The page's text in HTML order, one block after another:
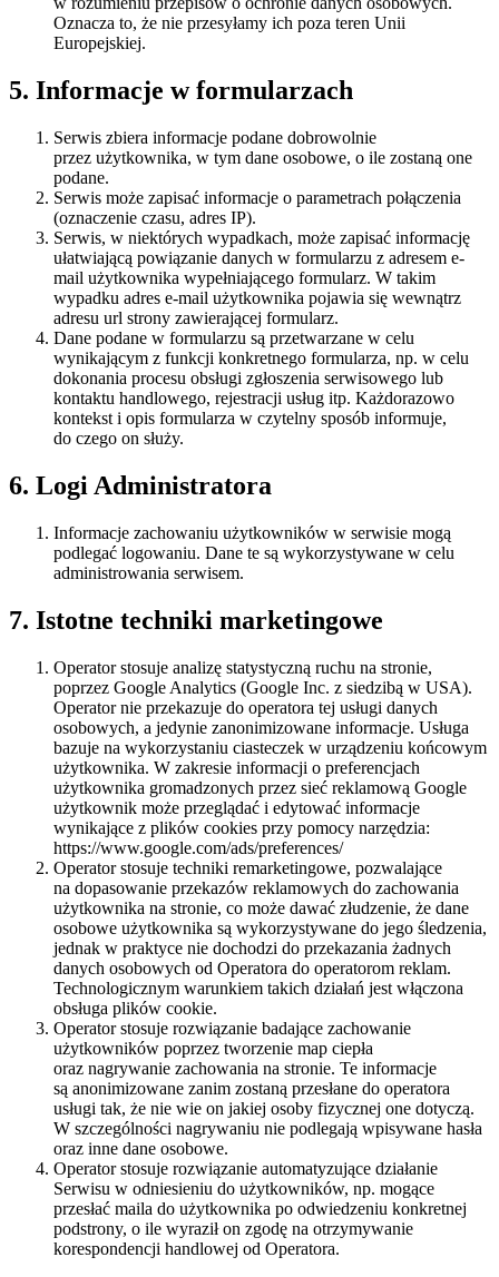
Oznacza to, że nie przesyłamy ich poza teren Unii
Europejskiej.
5. Informacje w formularzach
Serwis zbiera informacje podane dobrowolnie
przez użytkownika, w tym dane osobowe, o ile zostaną one
podane.
Serwis może zapisać informacje o parametrach połączenia
(oznaczenie czasu, adres IP).
Serwis, w niektórych wypadkach, może zapisać informację
ułatwiającą powiązanie danych w formularzu z adresem e-
mail użytkownika wypełniającego formularz. W takim
wypadku adres e-mail użytkownika pojawia się wewnątrz
adresu url strony zawierającej formularz.
Dane podane w formularzu są przetwarzane w celu
wynikającym z funkcji konkretnego formularza, np. w celu
dokonania procesu obsługi zgłoszenia serwisowego lub
kontaktu handlowego, rejestracji usług itp. Każdorazowo
kontekst i opis formularza w czytelny sposób informuje,
do czego on służy.
6. Logi Administratora
Informacje zachowaniu użytkowników w serwisie mogą
podlegać logowaniu. Dane te są wykorzystywane w celu
administrowania serwisem.
7. Istotne techniki marketingowe
Operator stosuje analizę statystyczną ruchu na stronie,
poprzez Google Analytics (Google Inc. z siedzibą w USA).
Operator nie przekazuje do operatora tej usługi danych
osobowych, a jedynie zanonimizowane informacje. Usługa
bazuje na wykorzystaniu ciasteczek w urządzeniu końcowym
użytkownika. W zakresie informacji o preferencjach
użytkownika gromadzonych przez sieć reklamową Google
użytkownik może przeglądać i edytować informacje
wynikające z plików cookies przy pomocy narzędzia:
https://www.google.com/ads/preferences/
Operator stosuje techniki remarketingowe, pozwalające
na dopasowanie przekazów reklamowych do zachowania
użytkownika na stronie, co może dawać złudzenie, że dane
osobowe użytkownika są wykorzystywane do jego śledzenia,
jednak w praktyce nie dochodzi do przekazania żadnych
danych osobowych od Operatora do operatorom reklam.
Technologicznym warunkiem takich działań jest włączona
obsługa plików cookie.
Operator stosuje rozwiązanie badające zachowanie
użytkowników poprzez tworzenie map ciepła
oraz nagrywanie zachowania na stronie. Te informacje
są anonimizowane zanim zostaną przesłane do operatora
usługi tak, że nie wie on jakiej osoby fizycznej one dotyczą.
W szczególności nagrywaniu nie podlegają wpisywane hasła
oraz inne dane osobowe.
Operator stosuje rozwiązanie automatyzujące działanie
Serwisu w odniesieniu do użytkowników, np. mogące
przesłać maila do użytkownika po odwiedzeniu konkretnej
podstrony, o ile wyraził on zgodę na otrzymywanie
korespondencji handlowej od Operatora.